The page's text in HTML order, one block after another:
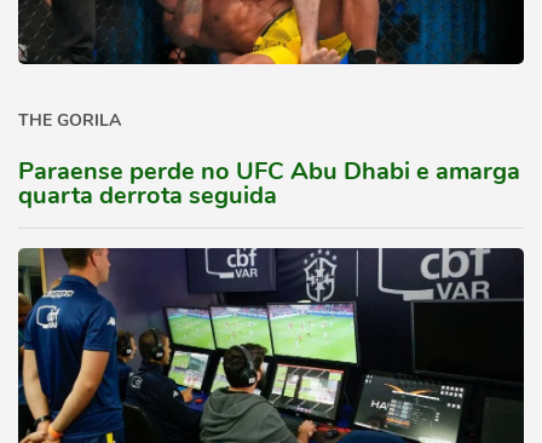
THE GORILA
Paraense perde no UFC Abu Dhabi e amarga
quarta derrota seguida